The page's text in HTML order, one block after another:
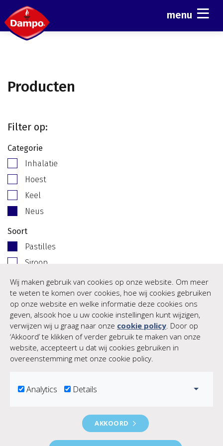
menu
Producten
Filter op:
Categorie
Inhalatie
Hoest
Keel
Neus
Soort
Pastilles
Siroop
Balsem
Overig
Leeftijd
Kinderen
Volwassenen
(Nog) geen producten.
Geneesmiddelen en medische hulpmiddelen. Lees voor het
Wij maken gebruik van cookies op onze website. Om meer
te weten te komen over cookies, hoe wij cookies gebruiken
op onze website en welke informatie deze cookies ons
geven, alsook hoe u uw cookie instellingen kunt wijzigen,
verwijzen wij u graag naar onze cookie policy. Door op
‘Akkoord’ te klikken of verder gebruik te maken van onze
website, accepteert u dat wij cookies gebruiken in
overeenstemming met onze cookie policy.
Analytics Details Toggle
AKKOORD